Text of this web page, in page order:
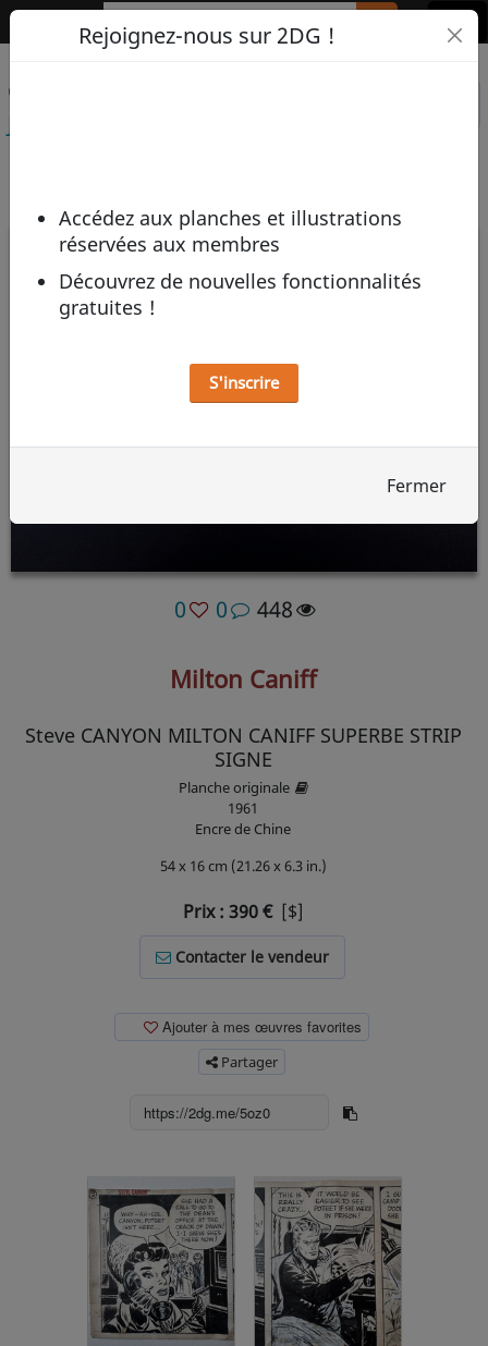
2DG Rejoignez-nous sur 2DG !
Accédez aux planches et illustrations
réservées aux membres
Découvrez de nouvelles fonctionnalités
gratuites !
S'inscrire
Fermer
Œuvre mise en vente par
0 0 448
Milton Caniff
Steve CANYON MILTON CANIFF SUPERBE STRIP
SIGNE
Planche originale
1961
Encre de Chine
54 x 16 cm (21.26 x 6.3 in.)
Prix : 390 [$]
Contacter le vendeur
Ajouter à mes œuvres favorites
Partager